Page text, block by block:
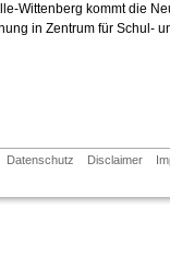
Wittenberg kommt die
in Zentrum für Schul-
Datenschutz Disclaimer